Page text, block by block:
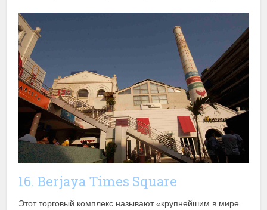
16. Berjaya Times Square
Этот торговый комплекс называют «крупнейшим в мире